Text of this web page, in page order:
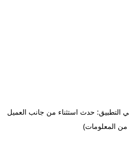
التطبيق: حدث استثناء من جانب العميل
من المعلومات)